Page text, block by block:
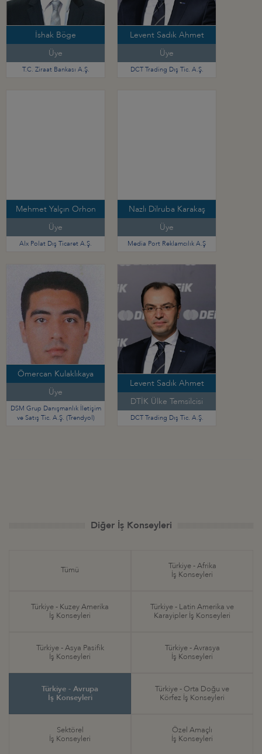
İshak Böge
Üye
T.C. Ziraat Bankası A.Ş.
Levent Sadık Ahmet
Üye
DCT Trading Dış Tic. A.Ş.
Mehmet Yalçın Orhon
Üye
Alx Polat Dış Ticaret A.Ş.
Nazlı Dilruba Karakaş
Üye
Media Port Reklamcılık A.Ş
Ömercan Kulaklıkaya
Üye
DSM Grup Danışmanlık İletişim
ve Satış Tic. A.Ş. (Trendyol)
Levent Sadık Ahmet
DTİK Ülke Temsilcisi
DCT Trading Dış Tic. A.Ş.
Diğer İş Konseyleri
Tümü
Türkiye - Afrika
İş Konseyleri
Türkiye - Kuzey Amerika
İş Konseyleri
Türkiye - Latin Amerika ve
Karayipler İş Konseyleri
Türkiye - Asya Pasifik
İş Konseyleri
Türkiye - Avrasya
İş Konseyleri
Türkiye - Avrupa
İş Konseyleri
Türkiye - Orta Doğu ve
Körfez İş Konseyleri
Sektörel
İş Konseyleri
Özel Amaçlı
İş Konseyleri